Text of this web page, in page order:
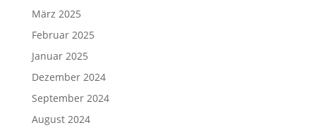
März 2025
Februar 2025
Januar 2025
Dezember 2024
September 2024
August 2024